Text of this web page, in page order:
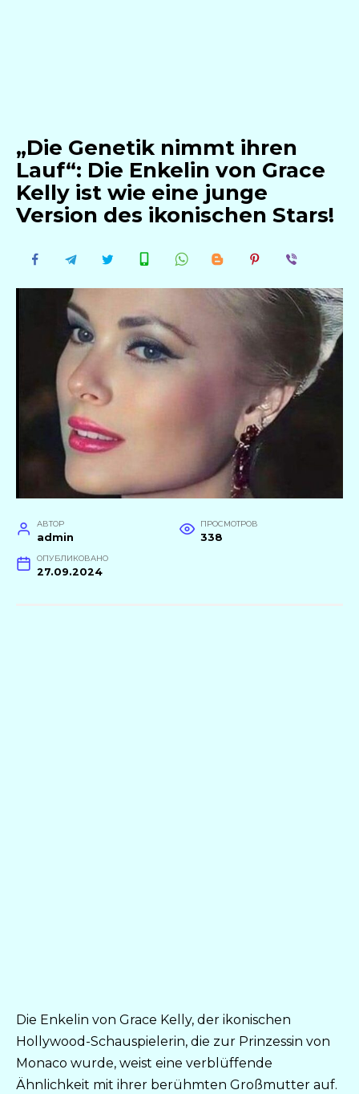
„Die Genetik nimmt ihren
Lauf“: Die Enkelin von Grace
Kelly ist wie eine junge
Version des ikonischen Stars!
АВТОР
admin
ПРОСМОТРОВ
338
ОПУБЛИКОВАНО
27.09.2024
Die Enkelin von Grace Kelly, der ikonischen
Hollywood-Schauspielerin, die zur Prinzessin von
Monaco wurde, weist eine verblüffende
Ähnlichkeit mit ihrer berühmten Großmutter auf.